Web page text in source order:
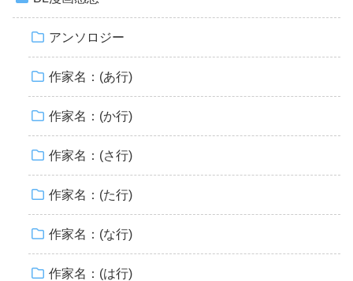
アンソロジー
作家名：(あ行)
作家名：(か行)
作家名：(さ行)
作家名：(た行)
作家名：(な行)
作家名：(は行)